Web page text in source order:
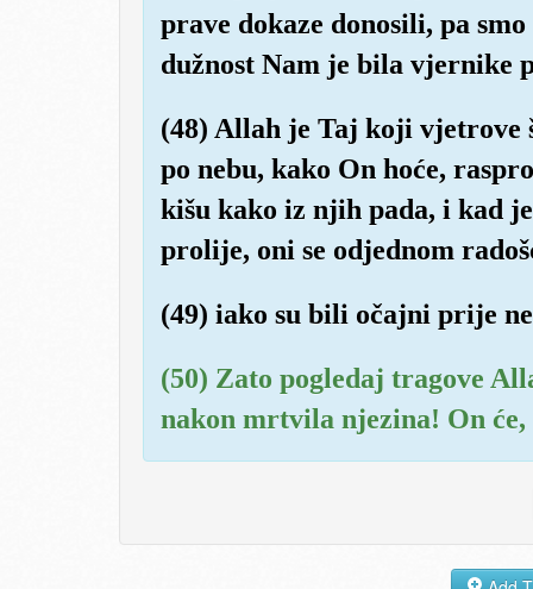
prave dokaze donosili, pa
dužnost Nam je bila vjernike
(48) Allah je Taj koji vjetrove
po nebu, kako On hoće,
kišu kako iz njih pada, i kad
prolije, oni se odjednom
(49) iako su bili očajni prije
(50) Zato pogledaj tragove
nakon mrtvila njezina! On